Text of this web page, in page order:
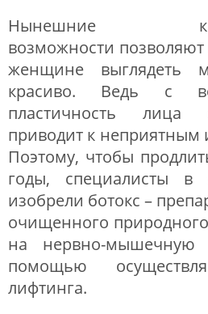
Нынешние
возможности
женщине выглядеть
красиво. Ведь с
пластичность лица
приводит к
Поэтому, чтобы
годы, специалисты в
изобрели ботокс –
очищенного
на нервно-мышечную
помощью
лифтинга.